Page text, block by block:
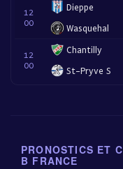
12
00
Dieppe
Wasquehal
12
00
Chantilly
St-Pryve S
PRONOSTICS ET
B FRANCE